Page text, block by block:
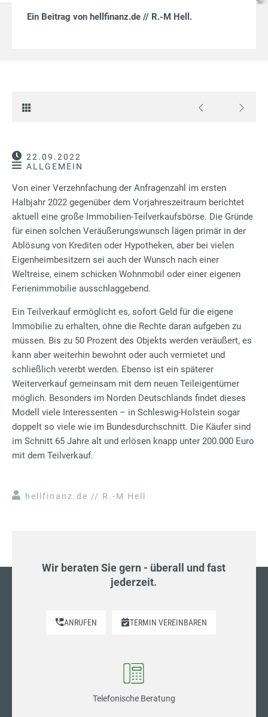
Ein Beitrag von hellfinanz.de // R.-M Hell .
22.09.2022
ALLGEMEIN
Von einer Verzehnfachung der Anfragenzahl im ersten
Halbjahr 2022 gegenüber dem Vorjahreszeitraum berichtet
aktuell eine große Immobilien-Teilverkaufsbörse. Die Gründe
für einen solchen Veräußerungswunsch lägen primär in der
Ablösung von Krediten oder Hypotheken, aber bei vielen
Eigenheimbesitzern sei auch der Wunsch nach einer
Weltreise, einem schicken Wohnmobil oder einer eigenen
Ferienimmobilie ausschlaggebend.
Ein Teilverkauf ermöglicht es, sofort Geld für die eigene
Immobilie zu erhalten, ohne die Rechte daran aufgeben zu
müssen. Bis zu 50 Prozent des Objekts werden veräußert, es
kann aber weiterhin bewohnt oder auch vermietet und
schließlich vererbt werden. Ebenso ist ein späterer
Weiterverkauf gemeinsam mit dem neuen Teileigentümer
möglich. Besonders im Norden Deutschlands findet dieses
Modell viele Interessenten – in Schleswig-Holstein sogar
doppelt so viele wie im Bundesdurchschnitt. Die Käufer sind
im Schnitt 65 Jahre alt und erlösen knapp unter 200.000 Euro
mit dem Teilverkauf.
hellfinanz.de // R.-M Hell
Wir beraten Sie gern - überall und fast
jederzeit.
ANRUFEN TERMIN VEREINBAREN
Telefonische Beratung